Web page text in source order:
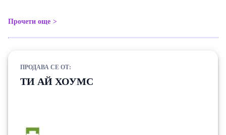
Прочети още
ПРОДАВА СЕ ОТ:
ТИ АЙ ХОУМС